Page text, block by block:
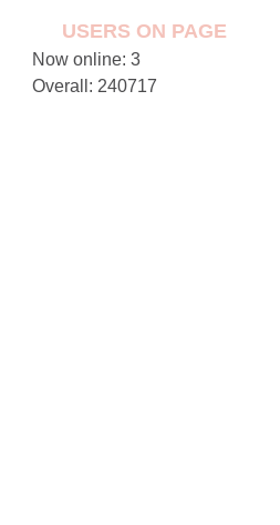
USERS ON PAGE
Now online: 3
Overall: 240717